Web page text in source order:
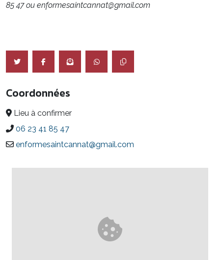
85 47ou enformesaintcannat@gmail.com
Coordonnées
Lieu à confirmer
06 23 41 85 47
enformesaintcannat@gmail.com